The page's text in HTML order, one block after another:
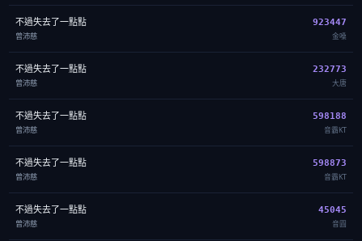
不過失去了一點點
曾沛慈
923447
金嗓
不過失去了一點點
曾沛慈
232773
大唐
不過失去了一點點
曾沛慈
598188
音霸KT
不過失去了一點點
曾沛慈
598873
音霸KT
不過失去了一點點
曾沛慈
45045
音圓